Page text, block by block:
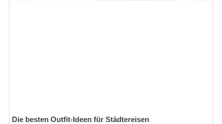
Die besten Outfit-Ideen für Städtereisen